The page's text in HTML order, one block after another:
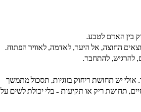
בין האדם לטבע.
החוצה, אל היער, לאדמה, לאוויר הפתוח.
להרגיש, להתחבר.
יש תחושת ריחוק בזוגיות, תסכול מתמשך
תחושת ריק או תקיעות – בלי יכולת לשים על